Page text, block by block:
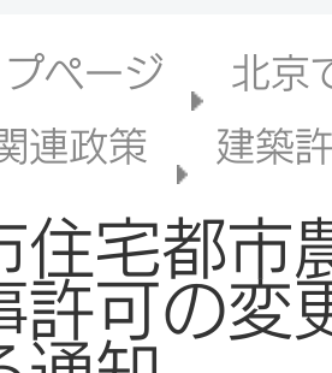
ページ
北京
連政策
建築
住宅都市
許可の変